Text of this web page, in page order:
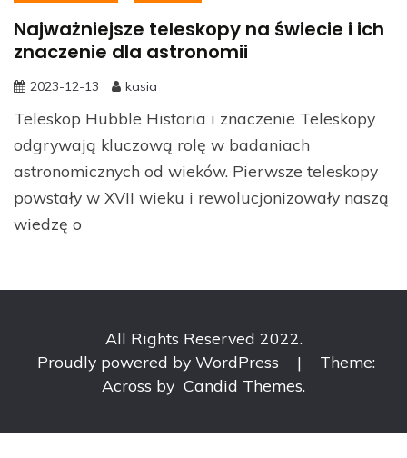
Najważniejsze teleskopy na świecie i ich
znaczenie dla astronomii
2023-12-13 kasia
Teleskop Hubble Historia i znaczenie Teleskopy
odgrywają kluczową rolę w badaniach
astronomicznych od wieków. Pierwsze teleskopy
powstały w XVII wieku i rewolucjonizowały naszą
wiedzę o
All Rights Reserved 2022.
Proudly powered by WordPress
|
Theme:
Across by Candid Themes.